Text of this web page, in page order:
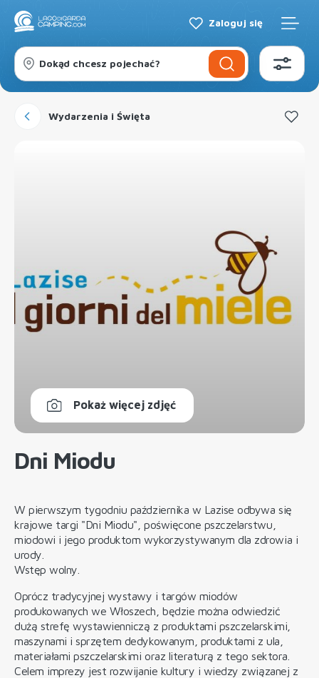
Zaloguj się
Dokąd chcesz pojechać?
Wydarzenia i Święta
Pokaż więcej zdjęć
Dni Miodu
W pierwszym tygodniu października w Lazise odbywa się
krajowe targi "Dni Miodu", poświęcone pszczelarstwu,
miodowi i jego produktom wykorzystywanym dla zdrowia i
urody.
Wstęp wolny.
Oprócz tradycyjnej wystawy i targów miodów
produkowanych we Włoszech, będzie można odwiedzić
dużą strefę wystawienniczą z produktami pszczelarskimi,
maszynami i sprzętem dedykowanym, produktami z ula,
materiałami pszczelarskimi oraz literaturą z tego sektora.
Celem imprezy jest rozwijanie kultury i wiedzy związanej z